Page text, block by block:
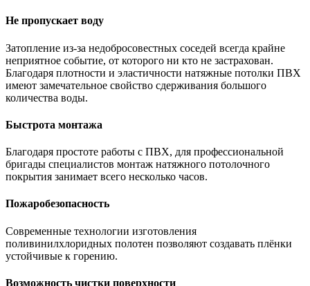
Не пропускает воду
Затопление из-за недобросовестных соседей всегда крайне
неприятное событие, от которого ни кто не застрахован.
Благодаря плотности и эластичности натяжные потолки ПВХ
имеют замечательное свойство сдерживания большого
количества воды.
Быстрота монтажа
Благодаря простоте работы с ПВХ, для профессиональной
бригады специалистов монтаж натяжного потолочного
покрытия занимает всего несколько часов.
Пожаробезопасность
Современные технологии изготовления
поливинилхлоридных полотен позволяют создавать плёнки
устойчивые к горению.
Возможность чистки поверхности